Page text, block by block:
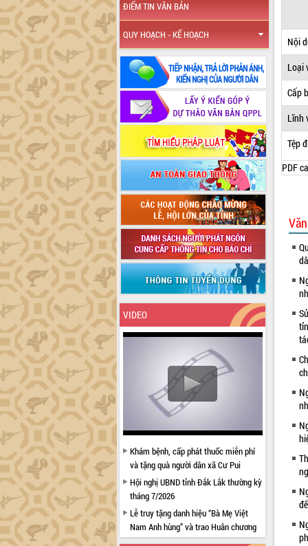
ĐIỂM TIN VĂN BẢN
QUY HOẠCH - KẾ HOẠCH
VIDEO
Khám bệnh, cấp phát thuốc miễn phí
và tặng quà người dân xã Cư Pui
Hội nghị UBND tỉnh Đắk Lắk thường kỳ
tháng 7/2026
Lễ truy tặng danh hiệu “Bà Mẹ Việt
Nam Anh hùng” và trao Huân chương
Lao động
Nội
Loại
Cấp
Lĩnh
Tệp
PDF